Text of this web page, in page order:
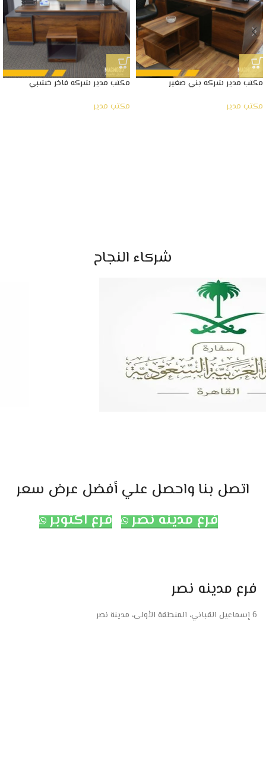
مكتب مدير شركه بني صغير
مكتب مدير
مكتب مدير شركه فاخر خشبي
مكتب مدير
شركاء النجاح
اتصل بنا واحصل علي أفضل عرض سعر
فرع مدينه نصر
فرع اكتوبر
فرع مدينه نصر
6 إسماعيل القباني، المنطقة الأولى، مدينة نصر